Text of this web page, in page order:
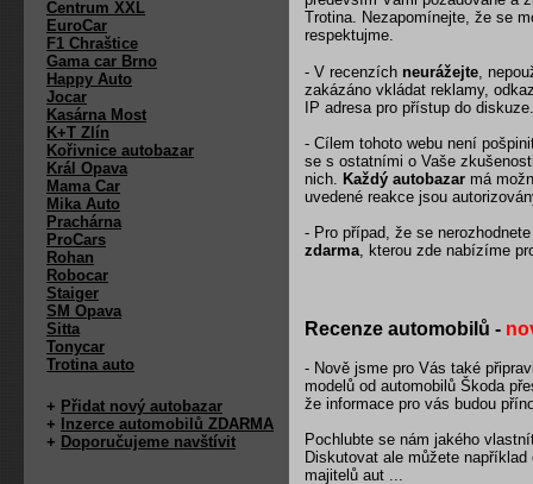
Trotina. Nezapomínejte, že se
respektujme.
- V recenzích neurážejte,
zakázáno vkládat reklamy,
IP adresa pro přístup do diskuze.
- Cílem tohoto webu není
se s ostatními o Vaše
nich. Každý autobazar má
uvedené reakce jsou
- Pro případ, že se
zdarma, kterou zde nabízíme
Recenze automobilů -
- Nově jsme pro Vás také
modelů od automobilů Škoda
že informace pro vás budou
Pochlubte se nám jakého
Diskutovat ale můžete
majitelů aut ...
Centrum XXL
EuroCar
F1 Chraštice
Gama car Brno
Happy Auto
Jocar
Kasárna Most
K+T Zlín
Kořivnice autobazar
Král Opava
Mama Car
Mika Auto
Prachárna
ProCars
Rohan
Robocar
Staiger
SM Opava
Sitta
Tonycar
Trotina auto
+ Přidat nový autobazar
+
Inzerce automobilů ZDARMA
+ Doporučujeme navštívit